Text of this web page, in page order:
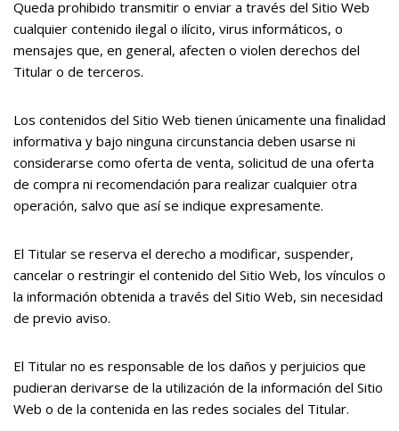
Queda prohibido transmitir o enviar a través del Sitio Web
cualquier contenido ilegal o ilícito, virus informáticos, o
mensajes que, en general, afecten o violen derechos del
Titular o de terceros.
Los contenidos del Sitio Web tienen únicamente una finalidad
informativa y bajo ninguna circunstancia deben usarse ni
considerarse como oferta de venta, solicitud de una oferta
de compra ni recomendación para realizar cualquier otra
operación, salvo que así se indique expresamente.
El Titular se reserva el derecho a modificar, suspender,
cancelar o restringir el contenido del Sitio Web, los vínculos o
la información obtenida a través del Sitio Web, sin necesidad
de previo aviso.
El Titular no es responsable de los daños y perjuicios que
pudieran derivarse de la utilización de la información del Sitio
Web o de la contenida en las redes sociales del Titular.